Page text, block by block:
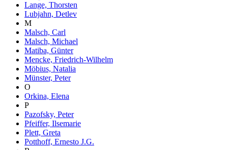
Lange, Thorsten
Lubjahn, Detlev
M
Malsch, Carl
Malsch, Michael
Matiba, Günter
Mencke, Friedrich-Wilhelm
Möbius, Natalia
Münster, Peter
O
Orkina, Elena
P
Pazofsky, Peter
Pfeiffer, Ilsemarie
Plett, Greta
Potthoff, Ernesto J.G.